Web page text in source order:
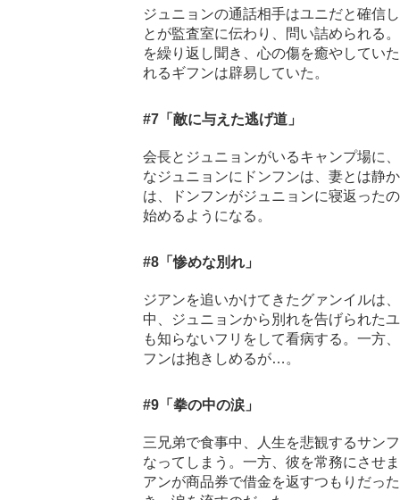
ジュニョンの通話相手はユニだと確信
とが監査室に伝わり、問い詰められる
を繰り返し聞き、心の傷を癒やしてい
れるギフンは辟易していた。
#7 「敵に与えた逃げ道」
会長とジュニョンがいるキャンプ場に
なジュニョンにドンフンは、妻とは静
は、ドンフンがジュニョンに寝返った
始めるようになる。
#8 「惨めな別れ」
ジアンを追いかけてきたグァンイルは
中、ジュニョンから別れを告げられた
も知らないフリをして看病する。一方
フンは抱きしめるが…。
#9 「拳の中の涙」
三兄弟で食事中、人生を悲観するサン
なってしまう。一方、彼を常務にさせ
アンが商品券で借金を返すつもりだっ